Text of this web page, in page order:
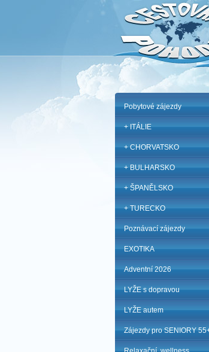
Pobytové zájezdy
+ ITÁLIE
+ CHORVATSKO
+ BULHARSKO
+ ŠPANĚLSKO
+ TURECKO
Poznávací zájezdy
EXOTIKA
Adventní 2026
LYŽE s dopravou
LYŽE autem
Zájezdy pro SENIORY